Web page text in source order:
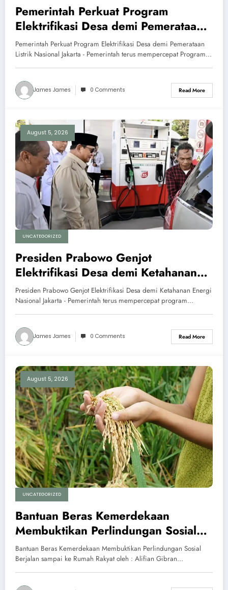
Pemerintah Perkuat Program
Elektrifikasi Desa demi Pemerataan
Listrik Nasional
Pemerintah Perkuat Program Elektrifikasi Desa demi Pemerataan
Listrik Nasional Jakarta - Pemerintah terus mempercepat Program…
James James 0 Comments Read More
August 5, 2026
UNCATEGORIZED
Presiden Prabowo Genjot
Elektrifikasi Desa demi Ketahanan
Energi Nasional
Presiden Prabowo Genjot Elektrifikasi Desa demi Ketahanan Energi
Nasional Jakarta - Pemerintah terus mempercepat program…
James James 0 Comments Read More
August 5, 2026
UNCATEGORIZED
Bantuan Beras Kemerdekaan
Membuktikan Perlindungan Sosial
Berjalan sampai ke Rumah Rakyat
Bantuan Beras Kemerdekaan Membuktikan Perlindungan Sosial
Berjalan sampai ke Rumah Rakyat oleh : Alifian Gibran…